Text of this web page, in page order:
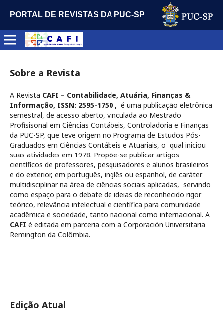
Sobre a Revista
A Revista CAFI – Contabilidade, Atuária, Finanças &
Informação, ISSN: 2595-1750 , é uma publicação eletrônica
semestral, de acesso aberto, vinculada ao Mestrado
Profisisonal em Ciências Contábeis, Controladoria e Finanças
da PUC-SP, que teve origem no Programa de Estudos Pós-
Graduados em Ciências Contábeis e Atuariais, o qual iniciou
suas atividades em 1978. Propõe-se publicar artigos
científicos de professores, pesquisadores e alunos brasileiros
e do exterior, em português, inglês ou espanhol, de caráter
multidisciplinar na área de ciências sociais aplicadas, servindo
como espaço para o debate de ideias de reconhecido rigor
teórico, relevância intelectual e científica para comunidade
acadêmica e sociedade, tanto nacional como internacional. A
CAFI é editada em parceria com a Corporación Universitaria
Remington da Colômbia.
Edição Atual
PORTAL DE REVISTAS DA PUC-SP